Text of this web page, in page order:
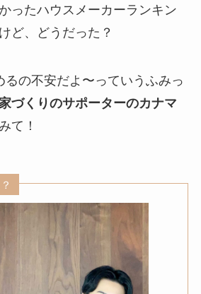
ったハウスメーカーランキン
ど、どうだった？
るの不安だよ〜っていうふみっ
づくりのサポーターのカナマ
て！